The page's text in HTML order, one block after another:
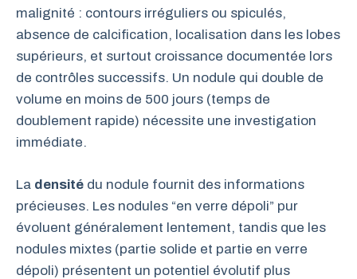
malignité : contours irréguliers ou spiculés,
absence de calcification, localisation dans les lobes
supérieurs, et surtout croissance documentée lors
de contrôles successifs. Un nodule qui double de
volume en moins de 500 jours (temps de
doublement rapide) nécessite une investigation
immédiate.
La densité du nodule fournit des informations
précieuses. Les nodules “en verre dépoli” pur
évoluent généralement lentement, tandis que les
nodules mixtes (partie solide et partie en verre
dépoli) présentent un potentiel évolutif plus